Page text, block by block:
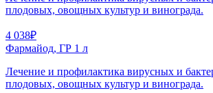
плодовых, овощных культур и винограда.
4 038₽
Фармайод, ГР 1 л
Лечение и профилактика вирусных и
плодовых, овощных культур и винограда.